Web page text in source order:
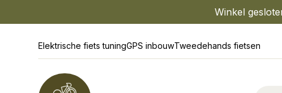
Winkel
Elektrische fiets tuningGPS inbouwTweedehands fietsen